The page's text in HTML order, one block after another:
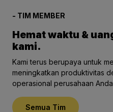
- TIM MEMBER
Hemat waktu &
kami.
Kami terus berupaya untuk
meningkatkan produktivitas
operasional perusahaan
Semua Tim